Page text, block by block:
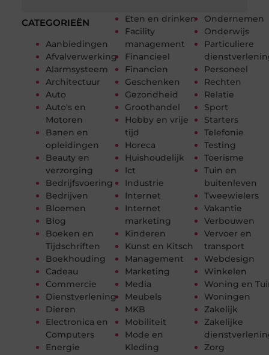
CATEGORIEËN
Aanbiedingen
Afvalverwerking
Alarmsysteem
Architectuur
Auto
Auto's en
Motoren
Banen en
opleidingen
Beauty en
verzorging
Bedrijfsvoering
Bedrijven
Bloemen
Blog
Boeken en
Tijdschriften
Boekhouding
Cadeau
Commercie
Dienstverlening
Dieren
Electronica en
Computers
Energie
Eten en drinken
Facility
management
Financieel
Financien
Geschenken
Gezondheid
Groothandel
Hobby en vrije
tijd
Horeca
Huishoudelijk
Ict
Industrie
Internet
Internet
marketing
Kinderen
Kunst en Kitsch
Management
Marketing
Media
Meubels
MKB
Mobiliteit
Mode en
Kleding
Ondernemen
Onderwijs
Particuliere
Personeel
Rechten
Relatie
Sport
Starters
Telefonie
Testing
Toerisme
Tuin en
buitenleven
Tweewielers
Vakantie
Verbouwen
Vervoer en
transport
Webdesign
Winkelen
Woning en
Woningen
Zakelijk
Zakelijke
Zorg